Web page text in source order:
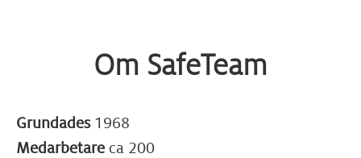
Om SafeTeam
Grundades 1968
Medarbetare ca 200